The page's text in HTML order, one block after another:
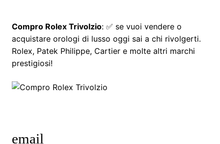
Compro Rolex Trivolzio: ✅ se vuoi vendere o
acquistare orologi di lusso oggi sai a chi rivolgerti.
Rolex, Patek Philippe, Cartier e molte altri marchi
prestigiosi!
email